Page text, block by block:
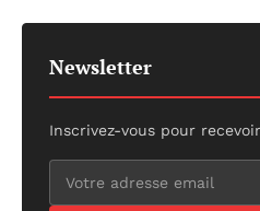
Newsletter
Inscrivez-vous pour